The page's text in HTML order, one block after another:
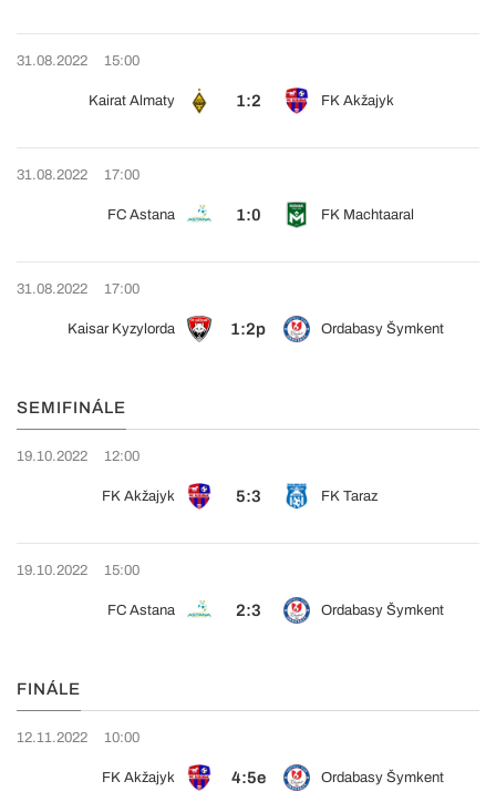
31.08.2022 15:00
Kairat Almaty 1:2 FK Akžajyk
31.08.2022 17:00
FC Astana 1:0 FK Machtaaral
31.08.2022 17:00
Kaisar Kyzylorda 1:2p Ordabasy Šymkent
SEMIFINÁLE
19.10.2022 12:00
FK Akžajyk 5:3 FK Taraz
19.10.2022 15:00
FC Astana 2:3 Ordabasy Šymkent
FINÁLE
12.11.2022 10:00
FK Akžajyk 4:5e Ordabasy Šymkent